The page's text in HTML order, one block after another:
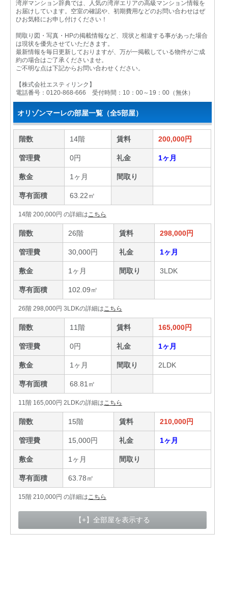
湾岸マンション辞典では、人気の湾岸エリアの高級マンション情報を
お届けしています。空室の確認や、初期費用などのお問い合わせはぜ
ひお気軽にお申し付けください！
間取り図・写真・HPの掲載情報など、現状と相違する事があった場合
は現状を優先させていただきます。
最新情報を毎日更新しておりますが、万が一掲載している物件がご成
約の場合はご了承くださいませ。
ご不明な点は下記からお問い合わせください。
【株式会社エスティリンク】
電話番号：0120-868-666 受付時間：10：00～19：00（無休）
オリゾンマーレの部屋一覧（全5部屋）
階数 14階 賃料 200,000円
管理費 0円 礼金 1ヶ月
敷金 1ヶ月 間取り
専有面積 63.22㎡
14階 200,000円 の詳細はこちら
階数 26階 賃料 298,000円
管理費 30,000円 礼金 1ヶ月
敷金 1ヶ月 間取り 3LDK
専有面積 102.09㎡
26階 298,000円 3LDKの詳細はこちら
階数 11階 賃料 165,000円
管理費 0円 礼金 1ヶ月
敷金 1ヶ月 間取り 2LDK
専有面積 68.81㎡
11階 165,000円 2LDKの詳細はこちら
階数 15階 賃料 210,000円
管理費 15,000円 礼金 1ヶ月
敷金 1ヶ月 間取り
専有面積 63.78㎡
15階 210,000円 の詳細はこちら
【+】全部屋を表示する